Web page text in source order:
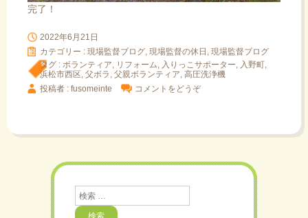
完了！
2022年6月21日
カテゴリー : 現場監督ブログ, 現場監督の休日 現場監督ブログ
タグ : ボランティア リフォーム 入りっこサポーター 入野町
浜松市西区 父ボラ 父親ボランティア 高圧洗浄機
投稿者 : fusomeinte
コメントをどうぞ
検
索